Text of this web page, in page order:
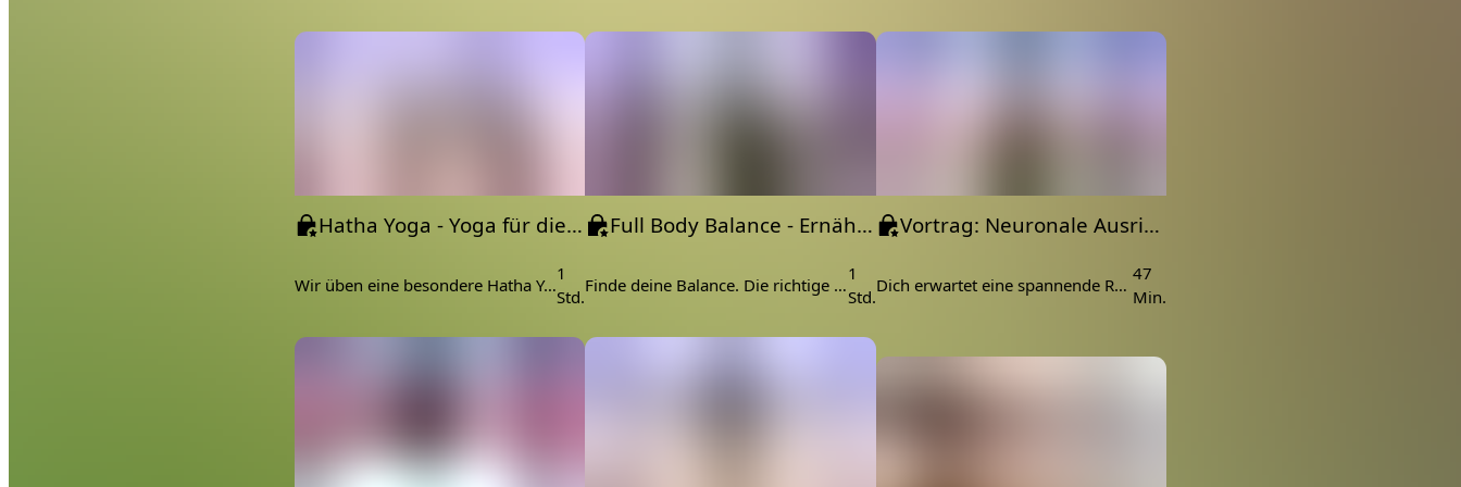
Erlebe eine neue Beziehung zur Schwerkraft durch Wall Yoga. Wir kombinieren
Full Body Balance - Wie Ernährung und ins Gleichgewicht bringt
Die richtige Ernährung ist manchmal schwierig und kann zu Stress führen. Stress
wiederum führt zur falschen Ernährung. Wie man hier die Waage hält und man
Vortrag.
Hatha Yoga - Yoga für die Liebe
Wir üben eine besondere Hatha Yoga Stunde für unser Herz.
1
Std.
Full Body Balance - Ernährungsvortrag
Finde deine Balance. Die richtige Ernährung ist manchmal schwierig und kann zu Stress führen
1
Std.
Vortrag: Neuronale Ausrichtung
Dich erwartet eine spannende Reise durch den Körper, in dem du ganzheitliche Verbindungen erkennst, Stellschrauben für deine Gesundheit drehen kannst und neue Räume in dir erkundest.
47
Min.